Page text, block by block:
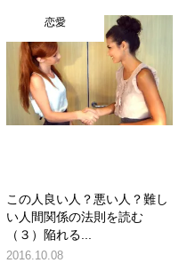
恋愛
この人良い人？悪い人？難し
い人間関係の法則を読む
（３）陥れる...
2016.10.08